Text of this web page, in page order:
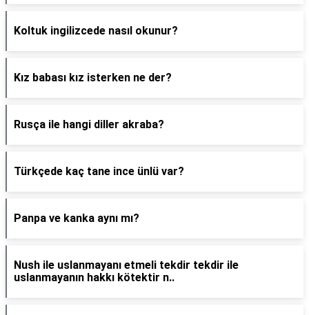
Koltuk ingilizcede nasıl okunur?
Kız babası kız isterken ne der?
Rusça ile hangi diller akraba?
Türkçede kaç tane ince ünlü var?
Panpa ve kanka aynı mı?
Nush ile uslanmayanı etmeli tekdir tekdir ile
uslanmayanın hakkı kötektir n..